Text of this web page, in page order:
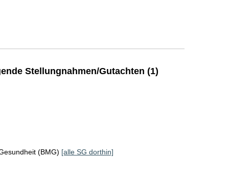
Stellungnahmen/Gutachten (1)
(BMG) [alle SG dorthin]